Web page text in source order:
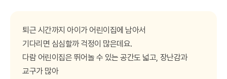
퇴근 시간까지 아이가 어린이집에 남아서
기다리면 심심할까 걱정이 많은데요.
다람 어린이집은 뛰어놀 수 있는 공간도 넓고, 장난감과
교구가 많아